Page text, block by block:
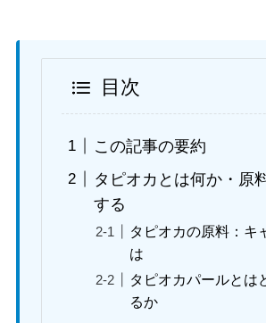
目次
この記事の要約
タピオカとは何か・原
する
タピオカの原料：キ
は
タピオカパールとは
るか